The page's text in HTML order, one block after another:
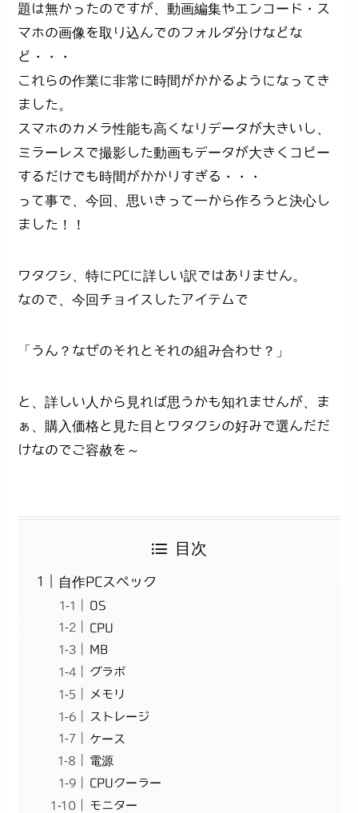
題は無かったのですが、動画編集やエンコード・ス
マホの画像を取り込んでのフォルダ分けなどな
ど・・・
これらの作業に非常に時間がかかるようになってき
ました。
スマホのカメラ性能も高くなりデータが大きいし、
ミラーレスで撮影した動画もデータが大きくコピー
するだけでも時間がかかりすぎる・・・
って事で、今回、思いきって一から作ろうと決心し
ました！！
ワタクシ、特にPCに詳しい訳ではありません。
なので、今回チョイスしたアイテムで
「うん？なぜのそれとそれの組み合わせ？」
と、詳しい人から見れば思うかも知れませんが、ま
ぁ、購入価格と見た目とワタクシの好みで選んだだ
けなのでご容赦を～
目次
自作PCスペック
OS
CPU
MB
グラボ
メモリ
ストレージ
ケース
電源
CPUクーラー
モニター